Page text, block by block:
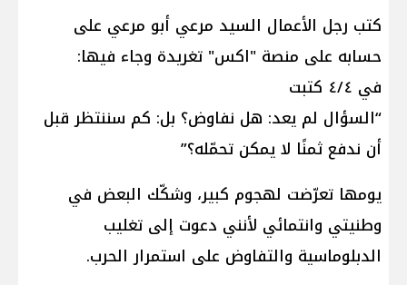
كتب رجل الأعمال السيد مرعي أبو مرعي على
حسابه على منصة "اكس" تغريدة وجاء فيها:
في ٤/٤ كتبت
“السؤال لم يعد: هل نفاوض؟ بل: كم سننتظر قبل
أن ندفع ثمنًا لا يمكن تحمّله؟”
يومها تعرّضت لهجوم كبير، وشكّك البعض في
وطنيتي وانتمائي لأنني دعوت إلى تغليب
الدبلوماسية والتفاوض على استمرار الحرب.